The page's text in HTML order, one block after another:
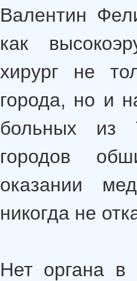
Валентин
как
хирург не
города, но и
больных из
городов
оказании
никогда не
Нет органа в